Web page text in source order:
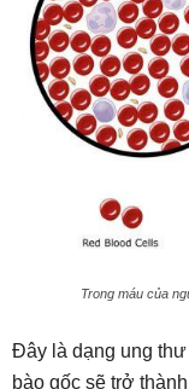
Trong máu của
Đây là dạng ung
bào gốc sẽ trở